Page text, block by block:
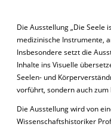
Die Ausstellung „Die Seele
medizinische Instrumente,
Insbesondere setzt die
Inhalte ins Visuelle
Seelen- und
vorführt, sondern auch
Die Ausstellung wird von
Wissenschaftshistoriker